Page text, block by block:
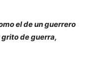
el de un guerrero
de guerra,